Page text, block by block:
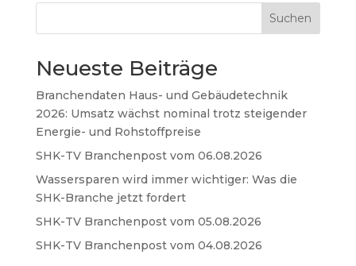
Suchen
Neueste Beiträge
Branchendaten Haus- und Gebäudetechnik
2026: Umsatz wächst nominal trotz steigender
Energie- und Rohstoffpreise
SHK-TV Branchenpost vom 06.08.2026
Wassersparen wird immer wichtiger: Was die
SHK-Branche jetzt fordert
SHK-TV Branchenpost vom 05.08.2026
SHK-TV Branchenpost vom 04.08.2026